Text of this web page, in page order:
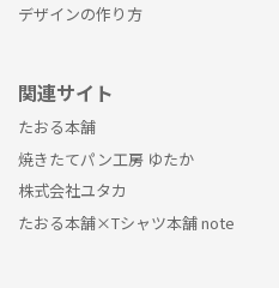
デザインの作り方
関連サイト
たおる本舗
焼きたてパン工房 ゆたか
株式会社ユタカ
たおる本舗×Tシャツ本舗 note